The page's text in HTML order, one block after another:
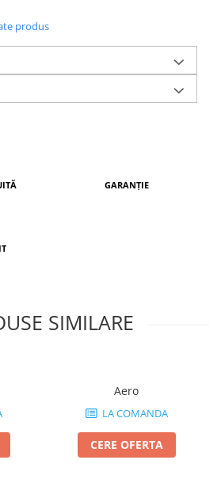
produs
GARANȚIE
SIMILARE
Aero
LA COMANDA
CERE OFERTA